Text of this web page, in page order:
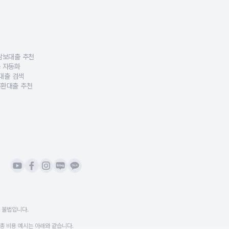
니다.
니다.
가능합니다.
안전하고 투명한 대출비교·상담 서비스를 제공합니다.
업부설 금융 R&D 조직을 보유해 서비스 품질을 지속적으로 고도화하고 있습니
보대출 추천
부채 정보를 분석해 맞춤형 담보대출 추천 알고리즘을 제공하는 특허 기술을 보유
자동화
을 자동으로 비교·정렬·추천하는 AI 자동화 기술 특허로, 정확한 대출비교가 가능
출 검색
보대출 조건을 정교하게 분류하고, 고객 상황에 맞는 상품을 찾아주는 AI 기반 대
대출 추천
법입니다.
비용 예시는 아래와 같습니다.